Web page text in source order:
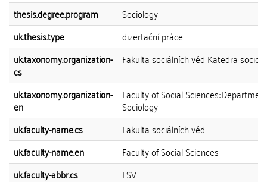
thesis.degree.program
Sociology
uk.thesis.type
dizertační práce
uk.taxonomy.organization-
cs
Fakulta sociálních věd::Katedra
uk.taxonomy.organization-
en
Faculty of Social
Sociology
uk.faculty-name.cs
Fakulta sociálních věd
uk.faculty-name.en
Faculty of Social Sciences
uk.faculty-abbr.cs
FSV